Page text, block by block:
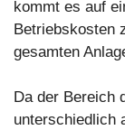
kommt es auf
Betriebskosten
gesamten
Da der Bereich
unterschiedlich